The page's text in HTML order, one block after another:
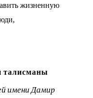
жизненную
талисманы
имени Дамир